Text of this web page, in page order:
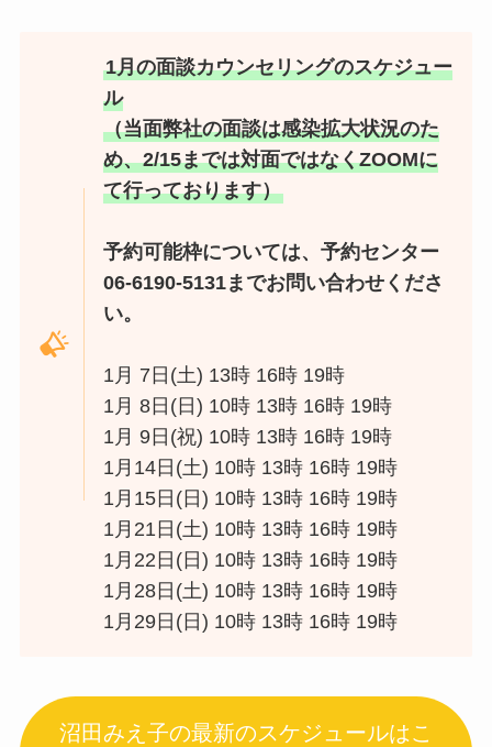
1月の面談カウンセリングのスケジュー
ル
（当面弊社の面談は感染拡大状況のた
め、2/15までは対面ではなくZOOMに
て行っております）
予約可能枠については、予約センター
06-6190-5131までお問い合わせくださ
い。
1月 7日(土) 13時 16時 19時
1月 8日(日) 10時 13時 16時 19時
1月 9日(祝) 10時 13時 16時 19時
1月14日(土) 10時 13時 16時 19時
1月15日(日) 10時 13時 16時 19時
1月21日(土) 10時 13時 16時 19時
1月22日(日) 10時 13時 16時 19時
1月28日(土) 10時 13時 16時 19時
1月29日(日) 10時 13時 16時 19時
沼田みえ子の最新のスケジュールはこ